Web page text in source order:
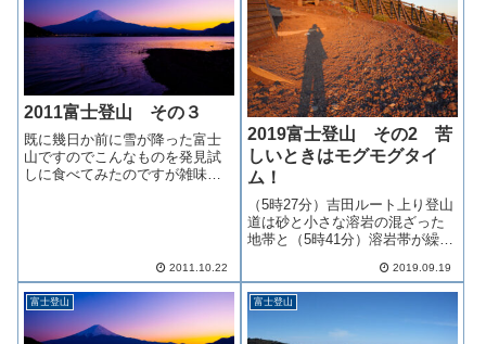
2011富士登山 その３
既に幾日か前に雪が降った富士
山ですのでこんなものを発見試
しに食べてみたのですが雑味の
2011.10.22
2019富士登山 その2 苦
しいときはモグモグタイ
ム！
（5時27分）吉田ルート上り登山
道は砂と小さな溶岩の混ざった
地帯と（5時41分）溶岩帯が繰り
較的なだらかで溶岩帯は急傾斜
です
2019.09.19
富士登山 富士登山